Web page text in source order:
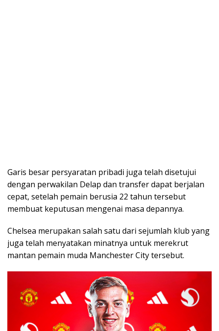
Garis besar persyaratan pribadi juga telah disetujui
dengan perwakilan Delap dan transfer dapat berjalan
cepat, setelah pemain berusia 22 tahun tersebut
membuat keputusan mengenai masa depannya.
Chelsea merupakan salah satu dari sejumlah klub yang
juga telah menyatakan minatnya untuk merekrut
mantan pemain muda Manchester City tersebut.